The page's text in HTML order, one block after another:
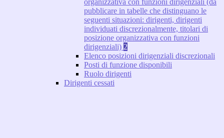
organizzativa con funzioni dirigenziali (da
pubblicare in tabelle che distinguano le
seguenti situazioni: dirigenti, dirigenti
individuati discrezionalmente, titolari di
posizione organizzativa con funzioni
dirigenziali) 2
Elenco posizioni dirigenziali discrezionali
Posti di funzione disponibili
Ruolo dirigenti
Dirigenti cessati